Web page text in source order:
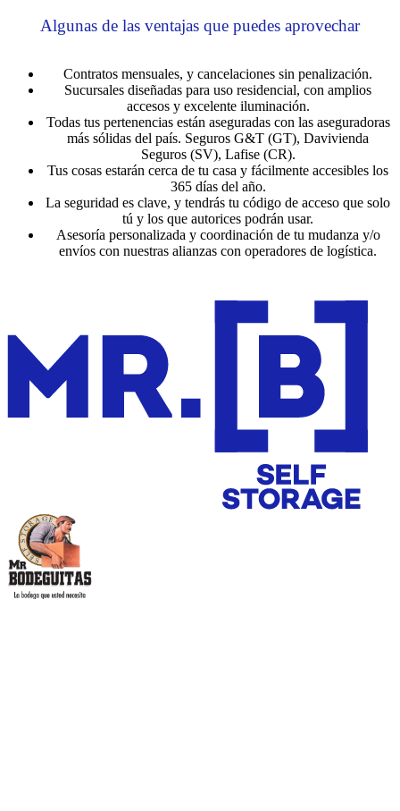
Algunas de las ventajas que puedes aprovechar
Contratos mensuales, y cancelaciones sin penalización.
Sucursales diseñadas para uso residencial, con amplios
accesos y excelente iluminación.
Todas tus pertenencias están aseguradas con las aseguradoras
más sólidas del país. Seguros G&T (GT), Davivienda
Seguros (SV), Lafise (CR).
Tus cosas estarán cerca de tu casa y fácilmente accesibles los
365 días del año.
La seguridad es clave, y tendrás tu código de acceso que solo
tú y los que autorices podrán usar.
Asesoría personalizada y coordinación de tu mudanza y/o
envíos con nuestras alianzas con operadores de logística.